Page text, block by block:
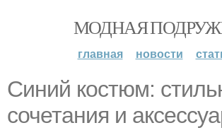
МОДНАЯ
главная новости
Синий костюм:
сочетания и